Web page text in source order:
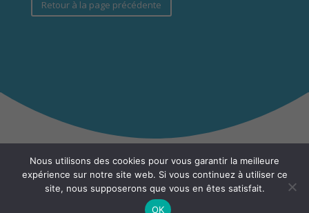
Retour à la page précédente
Mentions légales|Politique de confidentialité
Nous utilisons des cookies pour vous garantir la meilleure
expérience sur notre site web. Si vous continuez à utiliser ce
site, nous supposerons que vous en êtes satisfait.
OK